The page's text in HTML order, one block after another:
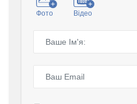
Фото Відео